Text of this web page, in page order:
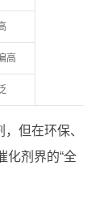
高
但在环保、
化剂界的“全